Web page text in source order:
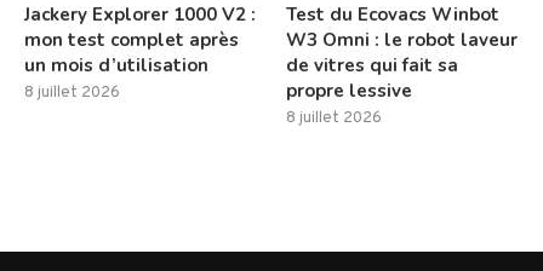
Jackery Explorer 1000 V2 :
mon test complet après
un mois d’utilisation
8 juillet 2026
Test du Ecovacs Winbot
W3 Omni : le robot laveur
de vitres qui fait sa
propre lessive
8 juillet 2026